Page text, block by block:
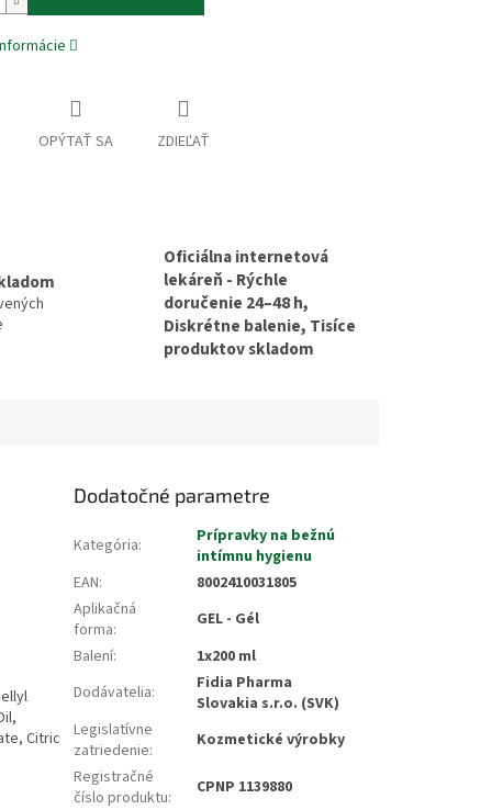
OPÝTAŤ SA ZDIEĽAŤ
Oficiálna internetová
lekáreň - Rýchle
doručenie 24–48 h,
Diskrétne balenie, Tisíce
produktov skladom
Citric
Dodatočné parametre
Kategória:
Prípravky na bežnú
intímnu hygienu
EAN:
8002410031805
Aplikačná
forma:
GEL - Gél
Balení:
1x200 ml
Dodávatelia:
Fidia Pharma
Slovakia s.r.o. (SVK)
Legislatívne
zatriedenie:
Kozmetické výrobky
Registračné
číslo produktu:
CPNP 1139880